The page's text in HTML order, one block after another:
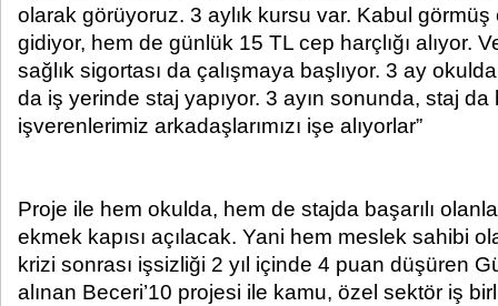
olarak görüyoruz. 3 aylık kursu var. Kabul
gidiyor, hem de günlük 15 TL cep harçlığı alıyor.
sağlık sigortası da çalışmaya başlıyor. 3 ay
da iş yerinde staj yapıyor. 3 ayın sonunda, staj
işverenlerimiz arkadaşlarımızı işe alıyorlar”
Proje ile hem okulda, hem de stajda başarılı
ekmek kapısı açılacak. Yani hem meslek sahibi
krizi sonrası işsizliği 2 yıl içinde 4 puan düşüren
alınan Beceri’10 projesi ile kamu, özel sektör iş